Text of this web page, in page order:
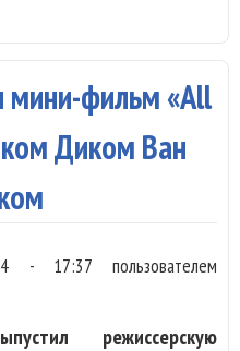
мини-фильм «All
Диком Ван
- 17:37 пользователем
режиссерскую